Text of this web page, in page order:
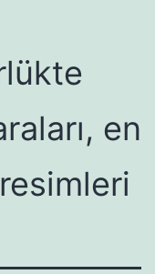
en